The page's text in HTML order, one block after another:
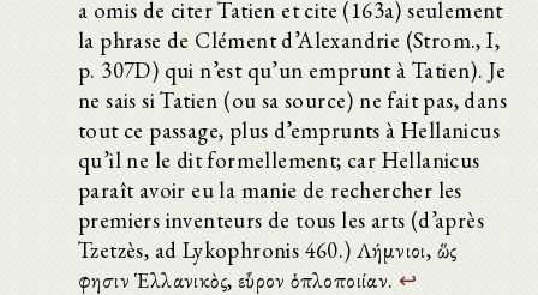
a omis de citer Tatien et cite (163a) seulement
la phrase de Clément d’Alexandrie (Strom., I,
p. 307D) qui n’est qu’un emprunt à Tatien). Je
ne sais si Tatien (ou sa source) ne fait pas, dans
tout ce passage, plus d’emprunts à Hellanicus
qu’il ne le dit formellement; car Hellanicus
paraît avoir eu la manie de rechercher les
premiers inventeurs de tous les arts (d’après
Tzetzès, ad Lykophronis 460.) Λήμνιοι, ὥς
φησιν Ἑλλανικὸς, εὗρον ὁπλοποιίαν. ↩